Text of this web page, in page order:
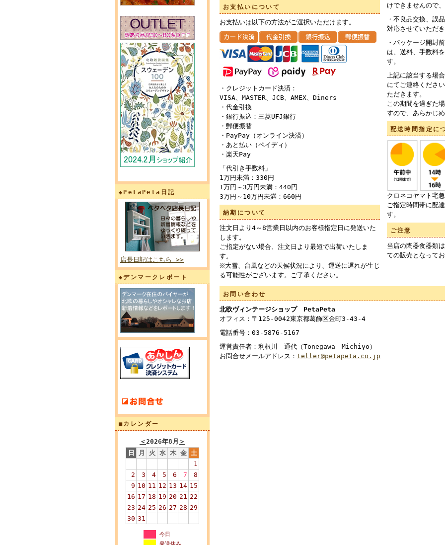
◆PetaPeta日記
店長日記はこちら >>
◆デンマークレポート
■カレンダー
＜2026年8月 ＞
日
月 火 水 木 金 土
1
2
3 4 5 6 7
8
9 10 11 12 13 14 15
16 17 18 19 20 21 22
23 24 25 26 27 28 29
30 31
今日
お支払いについて
お支払いは以下の方法がご選択いただけます。
・クレジットカード決済：
VISA、MASTER、JCB、AMEX、Diners
・代金引換
・銀行振込：三菱UFJ銀行
・郵便振替
・PayPay（オンライン決済）
・あと払い（ペイディ）
・楽天Pay
「代引き手数料」
1万円未満：330円
1万円～3万円未満：440円
3万円～10万円未満：660円
納期について
注文日より4～8営業日以内のお客様指定日に発送いた
します。
ご指定がない場合、注文日より最短で出荷いたしま
す。
※大雪、台風などの天候状況により、運送に遅れが生じ
る可能性がございます。ご了承ください。
けできませんので
・不良品交換、誤
対応させていただ
・パッケージ開封
は、送料、手数料
す。
上記に該当する場
にてご連絡くださ
ただきます。
この期間を過ぎた
すので、あらかじ
配送時間指定に
クロネコヤマト宅
ご指定時間帯に配
す。
ご注意
当店の陶器食器類
ての販売となって
お問い合わせ
北欧ヴィンテージショップ PetaPeta
オフィス：〒125-0042東京都葛飾区金町3-43-4
電話番号：03-5876-5167
運営責任者：利根川 通代（Tonegawa Michiyo）
お問合せメールアドレス： teller@petapeta.co.jp